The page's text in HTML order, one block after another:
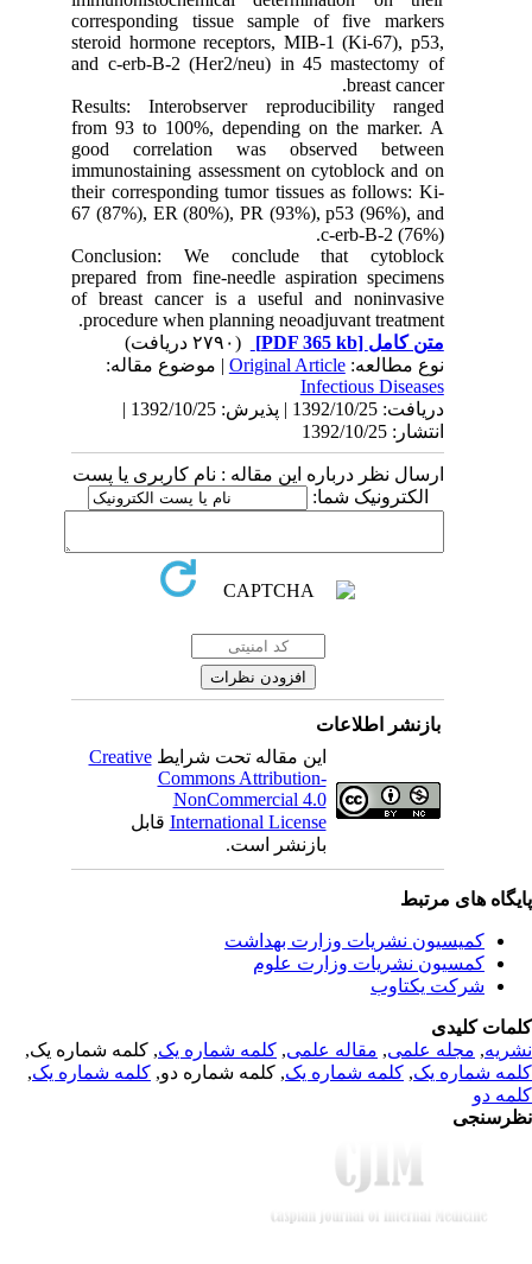
corresponding tissue sample of five markers
steroid hormone receptors, MIB-1 (Ki-67), p53,
and c-erb-B-2 (Her2/neu) in 45 mastectomy of
breast cancer.
Results: Interobserver reproducibility ranged
from 93 to 100%, depending on the marker. A
good correlation was observed between
immunostaining assessment on cytoblock and on
their corresponding tumor tissues as follows: Ki-
67 (87%), ER (80%), PR (93%), p53 (96%), and
c-erb-B-2 (76%).
Conclusion: We conclude that cytoblock
prepared from fine-needle aspiration specimens
of breast cancer is a useful and noninvasive
procedure when planning neoadjuvant treatment.
متن کامل[PDF 365 kb]
نوع مطالعه:Original Article| موضوع مقاله:
Infectious Diseases
دریافت: 1392/10/25 | پذیرش: 1392/10/25 |
انتشار: 1392/10/25
ارسال نظر درباره این مقاله : نام کاربری یا پست
الکترونیک شما:
بازنشر اطلاعات
این مقاله تحت شرایطCreative
Commons Attribution-
NonCommercial 4.0
International Licenseقابل
بازنشر است.
های مرتبط
کمیسیون نشریات وزارت بهداشت
کمسیون نشریات وزارت علوم
شرکت یکتاوب
کلیدی
,مجله علمی, مقاله علمی, کلمه شماره یک, کلمه شماره یک,
شماره یک,کلمه شماره یک, کلمه شماره دو,کلمه شماره یک,
دو